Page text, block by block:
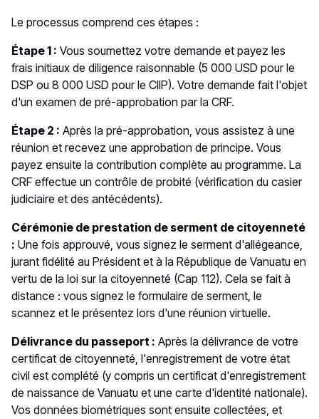
Le processus comprend ces étapes :
Étape 1 : Vous soumettez votre demande et payez les
frais initiaux de diligence raisonnable (5 000 USD pour le
DSP ou 8 000 USD pour le CIIP). Votre demande fait l'objet
d'un examen de pré-approbation par la CRF.
Étape 2 : Après la pré-approbation, vous assistez à une
réunion et recevez une approbation de principe. Vous
payez ensuite la contribution complète au programme. La
CRF effectue un contrôle de probité (vérification du casier
judiciaire et des antécédents).
Cérémonie de prestation de serment de citoyenneté
: Une fois approuvé, vous signez le serment d'allégeance,
jurant fidélité au Président et à la République de Vanuatu en
vertu de la loi sur la citoyenneté (Cap 112). Cela se fait à
distance : vous signez le formulaire de serment, le
scannez et le présentez lors d'une réunion virtuelle.
Délivrance du passeport : Après la délivrance de votre
certificat de citoyenneté, l'enregistrement de votre état
civil est complété (y compris un certificat d'enregistrement
de naissance de Vanuatu et une carte d'identité nationale).
Vos données biométriques sont ensuite collectées, et